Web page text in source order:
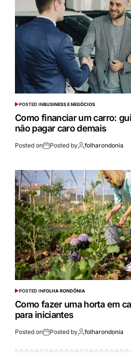
POSTED INBUSINESS E NEGÓCIOS
Como financiar um carro:
não pagar caro demais
Posted on Posted by folharondonia
POSTED INFOLHA RONDÔNIA
Como fazer uma horta em
para iniciantes
Posted on Posted by folharondonia